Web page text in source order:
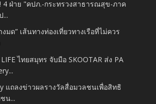
4 ฝ่าย "คปภ.-กระทรวงสาธารณสุข-ภาค
...
งมด” เส้นทางท่องเที่ยวทางเรือที่ไม่ควร
LIFE ไทยสมุทร จับมือ SKOOTAR ส่ง PA
แถลงข่าวผลรางวัลสื่อมวลชนเพื่อสิทธิ
น...